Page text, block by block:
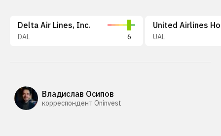
Delta Air Lines, Inc.
DAL 6 UAL
Владислав Осипов
корреспондент Oninvest